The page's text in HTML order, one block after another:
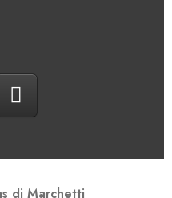
di Marchetti